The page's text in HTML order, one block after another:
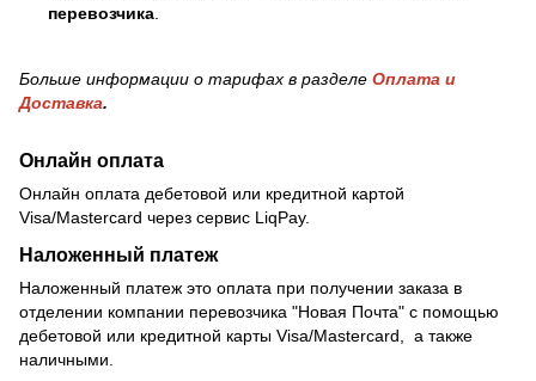
перевозчика
Больше информации о тарифах в разделе Оплата и
Доставка.
Онлайн оплата
Онлайн оплата дебетовой или кредитной картой
Visa/Mastercard через сервис LiqPay.
Наложенный платеж
Наложенный платеж это оплата при получении заказа в
отделении компании перевозчика "Новая Почта" с помощью
дебетовой или кредитной карты Visa/Mastercard, а также
наличными.